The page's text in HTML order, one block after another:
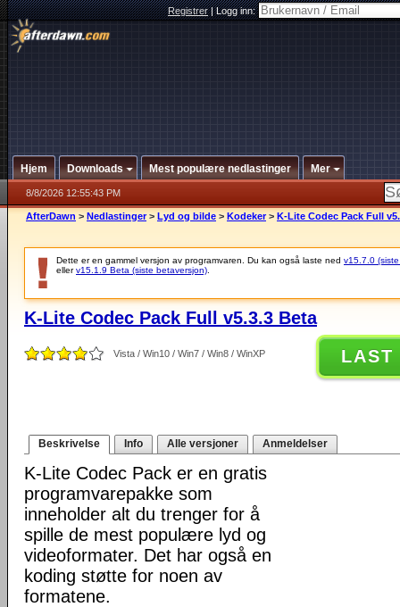
Registrer|Logg inn:
Hjem Downloads Mest populære nedlastinger Mer
8/8/2026 12:55:43 PM
AfterDawn > Nedlastinger > Lyd og bilde > Kodeker > K-Lite Codec Pack Full
Dette er en gammel versjon av programvaren. Du kan også laste ned v15.7.0
ellerv15.1.9 Beta (siste betaversjon)
K-Lite Codec Pack Full v5.3.3 Beta
Vista / Win10 / Win7 / Win8 / WinXP LAST
Beskrivelse Info Alle versjoner Anmeldelser
K-Lite Codec Pack er en gratis
programvarepakke som
inneholder alt du trenger for å
spille de mest populære lyd og
videoformater. Det har også en
koding støtte for noen av
formatene.